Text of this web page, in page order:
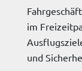
im
und